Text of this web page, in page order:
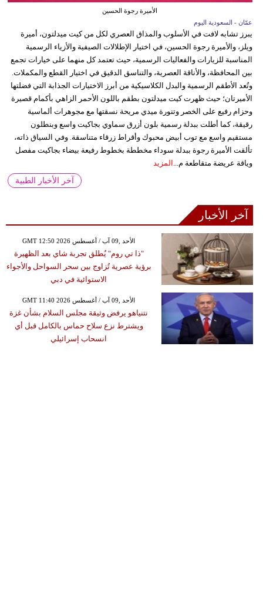
الأميرة رجوة الحسين
عمّان - السعودية اليوم
يبرز تشابه لافت في الأسلوب والمذاق العصري لكل من كيت ميدلتون، أميرة
ويلز، والأميرة رجوة الحسين، في اختيار الإطلالات الصيفية والأزياء الرسمية
المناسبة للزيارات والفعاليات الرسمية، حيث تعتمد كل منهما على خيارات تجمع
بين المحافظة، والأناقة العصرية، والتناسق الدقيق في اختيار القطع والمكملات.
وتُعد الأطقم الرسمية والبدل الكلاسيكية من أبرز الاختيارات الجذابة التي فضلتها
الأميرتان؛ حيث ظهرت كيت ميدلتون بطقم باللون الأحمر الزاهي بأكمام قصيرة
وحزام رفيع على الخصر وتنورة ميدي مريحة نسقتها مع مجوهرات ألماسية
رقيقة، كما أطلت ببدلة رسمية بلون أزرق سماوي بجاكيت واسع وبنطلون
مستقيم واسع مع توب أبيض محبوك وأقراط زرقاء متناسقة. وفي السياق ذاته،
تألقت الأميرة رجوة ببدلة سوداء مخططة بخطوط رفيعة بيضاء بجاكيت مفصل
وياقة عريضة متقاطعة م...
المزيد
آخر الأخبار الطبية
آخر الأخبار
GMT 12:50 2026 الأحد ,09 آب / أغسطس
"ذا تي روم" يُطلق تجربة شاي بعد الظهيرة
برؤية عصرية تُزاوج بين سحر السواحل والأجواء
الاستوائية في دبي
GMT 11:40 2026 الأحد ,09 آب / أغسطس
نتنياهو يرفض وثيقة مجلس السلام بشأن غزة
ويشترط نزع سلاح حماس بالكامل قبل أي
انسحاب إسرائيلي